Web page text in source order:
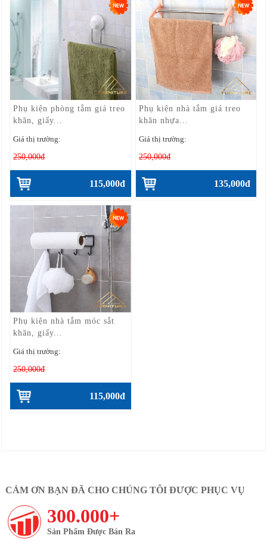
Phụ kiện phòng tắm giá treo
khăn, giấy...
Giá thị trường:
250,000đ
115,000đ
Phụ kiện nhà tắm giá treo
khăn nhựa...
Giá thị trường:
250,000đ
135,000đ
Phụ kiện nhà tắm móc sắt
khăn, giấy...
Giá thị trường:
250,000đ
115,000đ
CẢM ƠN BẠN ĐÃ CHO CHÚNG TÔI ĐƯỢC PHỤC VỤ
300.000+
Sản Phẩm Được Bán Ra